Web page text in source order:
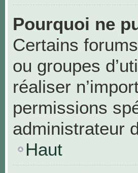
Pourquoi ne
Certains
ou groupes
réaliser
permissions
administrateur
Haut